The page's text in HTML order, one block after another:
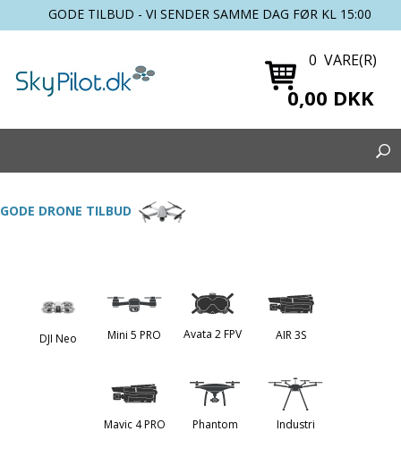
GODE TILBUD - VI SENDER SAMME DAG FØR KL 15:00
0 VARE(R)
0,00 DKK
GODE DRONE TILBUD
DJI Neo Mini 5 PRO Avata 2 FPV AIR 3S
Mavic 4 PRO Phantom Industri